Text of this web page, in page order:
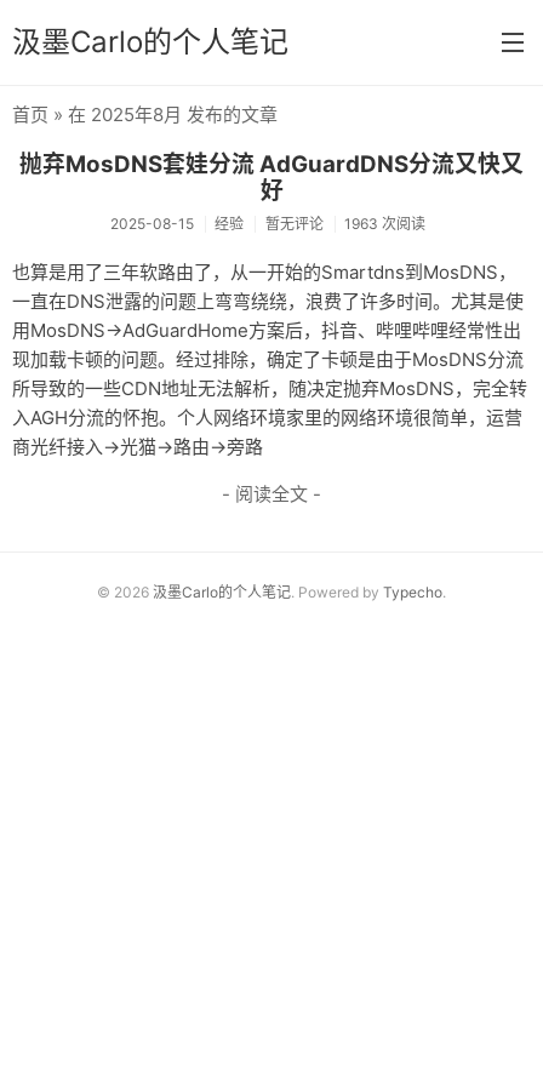
汲墨Carlo的个人笔记
分类
经验
感想
文章
相册
Memos
首页 » 在 2025年8月 发布的文章
抛弃MosDNS套娃分流 AdGuardDNS分流又快又
好
2025-08-15 经验 暂无评论 1963 次阅读
也算是用了三年软路由了，从一开始的Smartdns到MosDNS，
一直在DNS泄露的问题上弯弯绕绕，浪费了许多时间。尤其是使
用MosDNS→AdGuardHome方案后，抖音、哔哩哔哩经常性出
现加载卡顿的问题。经过排除，确定了卡顿是由于MosDNS分流
所导致的一些CDN地址无法解析，随决定抛弃MosDNS，完全转
入AGH分流的怀抱。个人网络环境家里的网络环境很简单，运营
商光纤接入→光猫→路由→旁路
- 阅读全文 -
© 2026 汲墨Carlo的个人笔记. Powered by Typecho.